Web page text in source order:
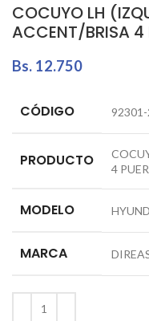
COCUYO LH
ACCENT/BRISA 4
Bs. 12.750
CÓDIGO
PRODUCTO
4
MODELO
MARCA